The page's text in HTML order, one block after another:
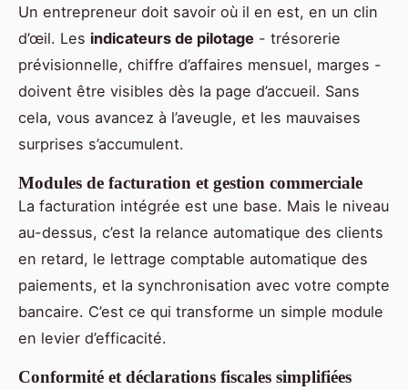
Un entrepreneur doit savoir où il en est, en un clin
d’œil. Les indicateurs de pilotage - trésorerie
prévisionnelle, chiffre d’affaires mensuel, marges -
doivent être visibles dès la page d’accueil. Sans
cela, vous avancez à l’aveugle, et les mauvaises
surprises s’accumulent.
Modules de facturation et gestion commerciale
La facturation intégrée est une base. Mais le niveau
au-dessus, c’est la relance automatique des clients
en retard, le lettrage comptable automatique des
paiements, et la synchronisation avec votre compte
bancaire. C’est ce qui transforme un simple module
en levier d’efficacité.
Conformité et déclarations fiscales simplifiées